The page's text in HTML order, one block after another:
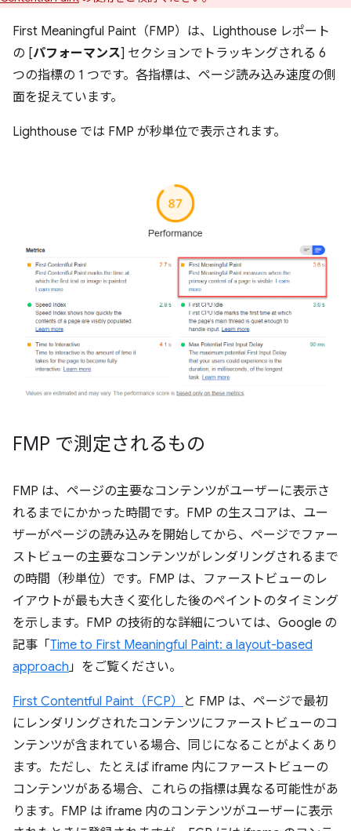
First Meaningful Paint（FMP）は、Lighthouse レポート
の [パフォーマンス] セクションでトラッキングされる 6
つの指標の 1 つです。各指標は、ページ読み込み速度の側
面を捉えています。
Lighthouse では FMP が秒単位で表示されます。
FMP で測定されるもの
FMP は、ページの主要なコンテンツがユーザーに表示さ
れるまでにかかった時間です。FMP の生スコアは、ユー
ザーがページの読み込みを開始してから、ページでファー
ストビューの主要なコンテンツがレンダリングされるまで
の時間（秒単位）です。FMP は、ファーストビューのレ
イアウトが最も大きく変化した後のペイントのタイミング
を示します。FMP の技術的な詳細については、Google の
記事「Time to First Meaningful Paint: a layout-based
approach」をご覧ください。
First Contentful Paint（FCP）
と FMP は、ページで最初
にレンダリングされたコンテンツにファーストビューのコ
ンテンツが含まれている場合、同じになることがよくあり
ます。ただし、たとえば iframe 内にファーストビューの
コンテンツがある場合、これらの指標は異なる可能性があ
ります。FMP は iframe 内のコンテンツがユーザーに表示